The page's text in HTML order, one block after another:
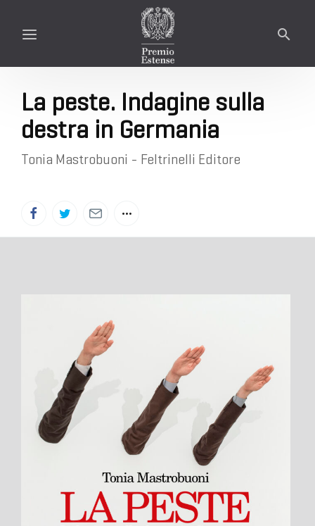
La peste. Indagine sulla
destra in Germania
Tonia Mastrobuoni - Feltrinelli Editore